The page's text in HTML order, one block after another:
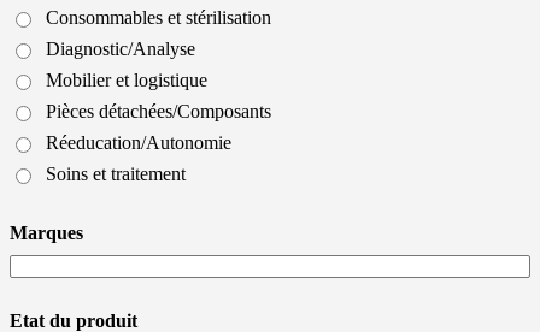
Consommables et stérilisation
Diagnostic/Analyse
Mobilier et logistique
Pièces détachées/Composants
Réeducation/Autonomie
Soins et traitement
Marques
Etat du produit